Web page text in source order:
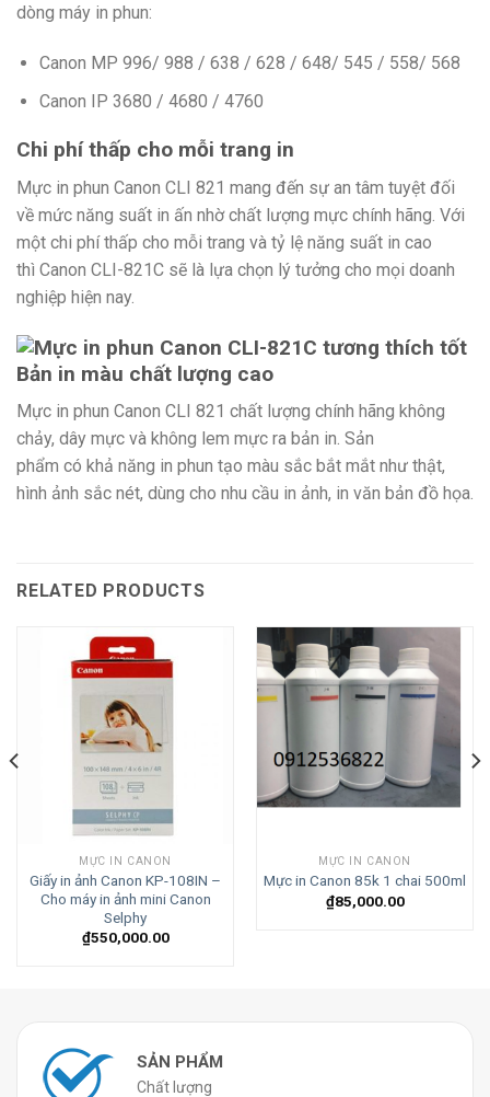
dòng máy in phun:
Canon MP 996/ 988 / 638 / 628 / 648/ 545 / 558/ 568
Canon IP 3680 / 4680 / 4760
Chi phí thấp cho mỗi trang in
Mực in phun Canon CLI 821 mang đến sự an tâm tuyệt đối
về mức năng suất in ấn nhờ chất lượng mực chính hãng. Với
một chi phí thấp cho mỗi trang và tỷ lệ năng suất in cao
thì Canon CLI-821C sẽ là lựa chọn lý tưởng cho mọi doanh
nghiệp hiện nay.
Bản in màu chất lượng cao
Mực in phun Canon CLI 821 chất lượng chính hãng không
chảy, dây mực và không lem mực ra bản in. Sản
phẩm có khả năng in phun tạo màu sắc bắt mắt như thật,
hình ảnh sắc nét, dùng cho nhu cầu in ảnh, in văn bản đồ họa.
RELATED PRODUCTS
MỰC IN CANON
Giấy in ảnh Canon KP-108IN –
Cho máy in ảnh mini Canon
Selphy
₫550,000.00
MỰC IN CANON
Mực in Canon 85k 1 chai 500ml
₫85,000.00
SẢN PHẨM
Chất lượng